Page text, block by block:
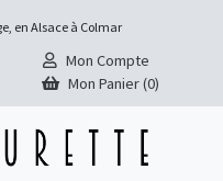
en Alsace à Colmar
Mon Compte
Mon Panier (0)